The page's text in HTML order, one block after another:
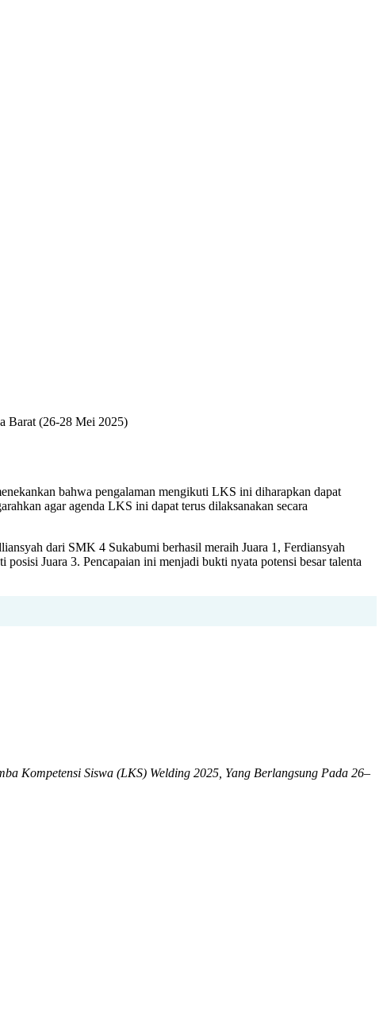
Barat (26-28 Mei 2025)
bahwa pengalaman mengikuti LKS ini diharapkan dapat
agar agenda LKS ini dapat terus dilaksanakan secara
dari SMK 4 Sukabumi berhasil meraih Juara 1, Ferdiansyah
Juara 3. Pencapaian ini menjadi bukti nyata potensi besar talenta
Kompetensi Siswa (LKS) Welding 2025, Yang Berlangsung Pada 26–